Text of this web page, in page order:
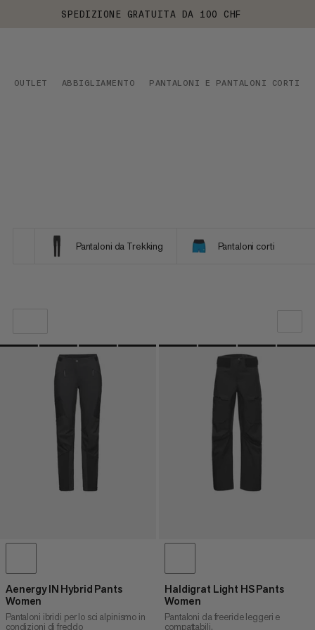
SPEDIZIONE GRATUITA DA 100 CHF
OUTLET ABBIGLIAMENTO PANTALONI E PANTALONI CORTI
Pantaloni da Trekking Pantaloni corti
LA NOSTRA RACCOMANDAZIONE
PREZZO BASSO AD ALTO
PREZZO ALTO A BASSO
Aenergy IN Hybrid Pants
Women
Pantaloni ibridi per lo sci alpinismo in
condizioni di freddo
Haldigrat Light HS Pants
Women
Pantaloni da freeride leggeri e
compattabili.